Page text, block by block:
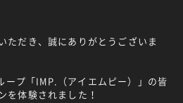
だき、誠にありがとうございま
ープ「IMP.（アイエムピー）」の皆
体験されました！